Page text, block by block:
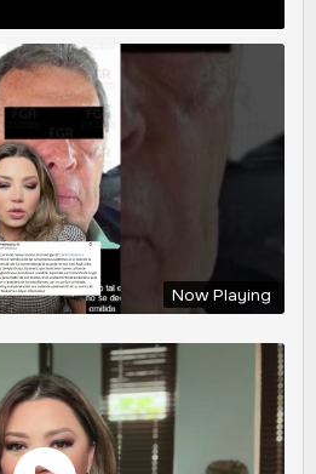
Now Playing